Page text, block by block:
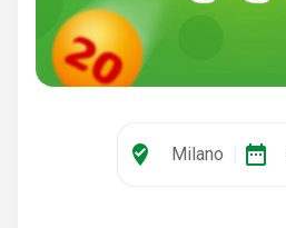
where_to_vote Milano date_range